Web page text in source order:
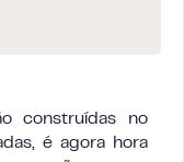
construídas no
é agora hora